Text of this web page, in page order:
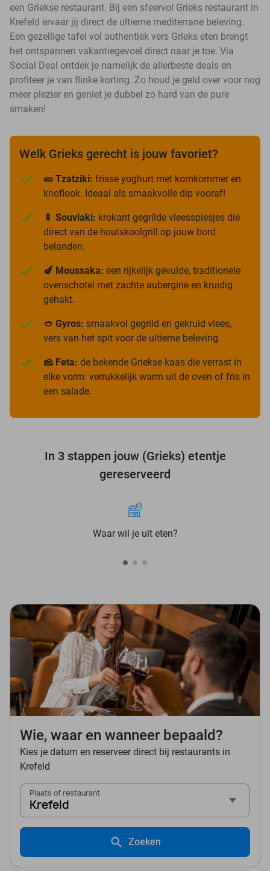
een Griekse restaurant. Bij een sfeervol Grieks restaurant in
Krefeld ervaar jij direct de ultieme mediterrane beleving.
Een gezellige tafel vol authentiek vers Grieks eten brengt
het ontspannen vakantiegevoel direct naar je toe. Via
Social Deal ontdek je namelijk de allerbeste deals en
profiteer je van flinke korting. Zo houd je geld over voor nog
meer plezier en geniet je dubbel zo hard van de pure
smaken!
Welk Grieks gerecht is jouw favoriet?
🥒 Tzatziki: frisse yoghurt met komkommer en
knoflook. Ideaal als smaakvolle dip vooraf!
🍢 Souvlaki: krokant gegrilde vleesspiesjes die
direct van de houtskoolgrill op jouw bord
belanden.
🍆 Moussaka: een rijkelijk gevulde, traditionele
ovenschotel met zachte aubergine en kruidig
gehakt.
🥙 Gyros: smaakvol gegrild en gekruid vlees,
vers van het spit voor de ultieme beleving.
🧀 Feta: de bekende Griekse kaas die verrast in
elke vorm: verrukkelijk warm uit de oven of fris in
een salade.
In 3 stappen jouw (Grieks) etentje
gereserveerd
Waar wil je uit eten?
Wie, waar en wanneer bepaald?
Kies je datum en reserveer direct bij restaurants in
Krefeld
Plaats of restaurant
Krefeld
Zoeken